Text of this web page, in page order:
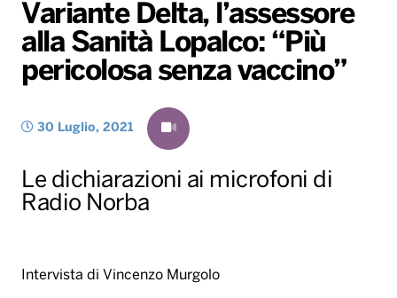
Hit Dance
Giochi&Concorsi
PALATOUR
Locali
Musica e Spettacolo
Sport
Radio Norba Consiglia
Playlist
Generale
Novità
Notiziario
Interviste
Oroscopo
Gallery
Radio Norba News TV
Voce al Bari
Battiti Live 2026
Variante Delta, l’assessore
alla Sanità Lopalco: “Più
pericolosa senza vaccino”
30 Luglio, 2021
Le dichiarazioni ai microfoni di
Radio Norba
Intervista di Vincenzo Murgolo